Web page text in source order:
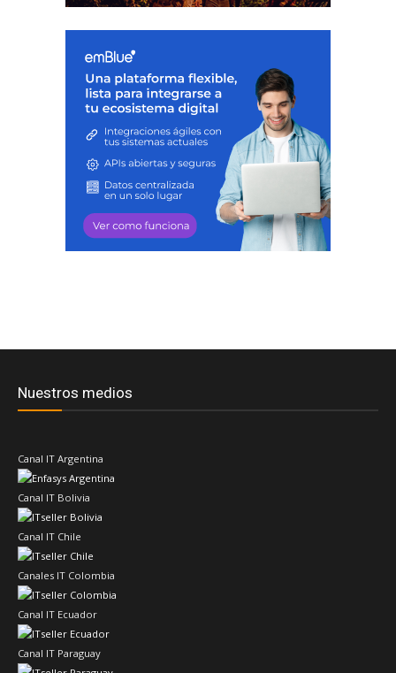
Nuestros medios
Canal IT Argentina
Canal IT Bolivia
Canal IT Chile
Canales IT Colombia
Canal IT Ecuador
Canal IT Paraguay